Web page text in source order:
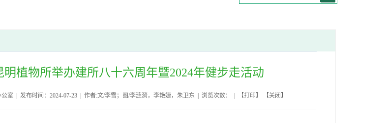
明植物所举办建所八十六周年暨2024年健步走活动
公室 | 发布时间：2024-07-23 | 作者:文/李雪；图/李涟漪，李艳婕，朱卫东 | 浏览次数： | 【打印】 【关闭 】